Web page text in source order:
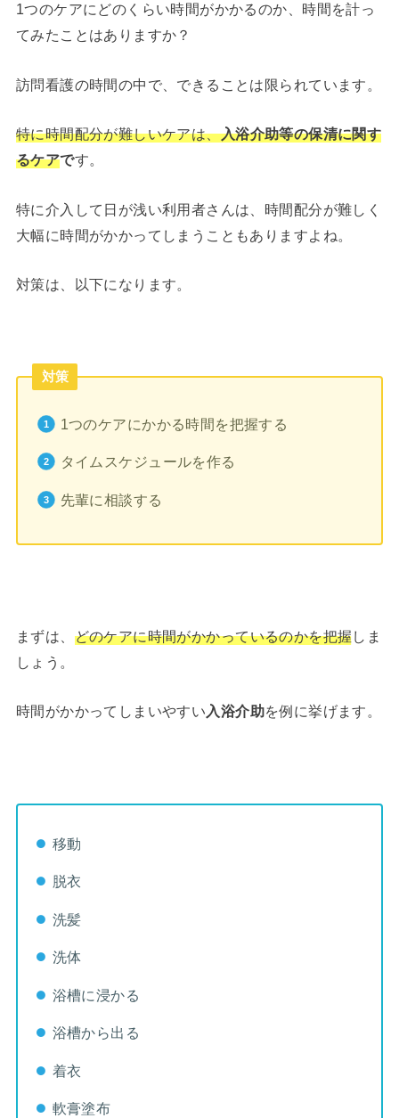
1つのケアにどのくらい時間がかかるのか、時間を計っ
てみたことはありますか？
訪問看護の時間の中で、できることは限られています。
特に時間配分が難しいケアは、入浴介助等の保清に関す
るケアです。
特に介入して日が浅い利用者さんは、時間配分が難しく
大幅に時間がかかってしまうこともありますよね。
対策は、以下になります。
対策
1つのケアにかかる時間を把握する
タイムスケジュールを作る
先輩に相談する
まずは、 どのケアに時間がかかっているのかを把握しま
しょう。
時間がかかってしまいやすい 入浴介助を例に挙げます。
移動
脱衣
洗髪
洗体
浴槽に浸かる
浴槽から出る
着衣
軟膏塗布